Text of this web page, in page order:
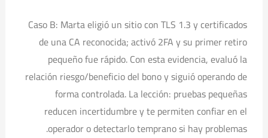
Caso B: Marta eligió un sitio con TLS 1.3 y certificados
de una CA reconocida; activó 2FA y su primer retiro
pequeño fue rápido. Con esta evidencia, evaluó la
relación riesgo/beneficio del bono y siguió operando de
forma controlada. La lección: pruebas pequeñas
reducen incertidumbre y te permiten confiar en el
operador o detectarlo temprano si hay problemas.